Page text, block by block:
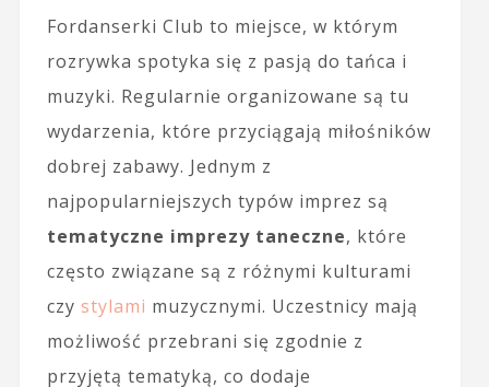
Fordanserki Club to miejsce, w którym
rozrywka spotyka się z pasją do tańca i
muzyki. Regularnie organizowane są tu
wydarzenia, które przyciągają miłośników
dobrej zabawy. Jednym z
najpopularniejszych typów imprez są
tematyczne imprezy taneczne, które
często związane są z różnymi kulturami
czy stylami muzycznymi. Uczestnicy mają
możliwość przebrani się zgodnie z
przyjętą tematyką, co dodaje